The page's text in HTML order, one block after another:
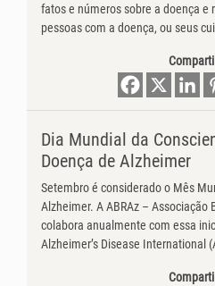
fatos e números sobre a doença e
pessoas com a doença, ou seus
Dia Mundial da
Doença de Alzheimer
Setembro é considerado o Mês
Alzheimer. A ABRAz – Associação
colabora anualmente com essa
Alzheimer’s Disease International